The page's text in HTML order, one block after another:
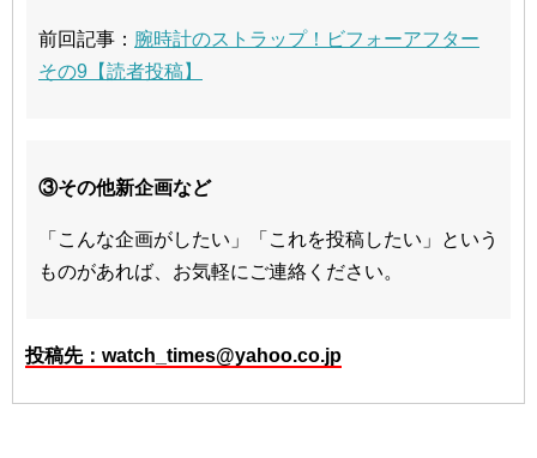
前回記事： 腕時計のストラップ！ビフォーアフター
その9【読者投稿】
③その他新企画など
「こんな企画がしたい」「これを投稿したい」という
ものがあれば、お気軽にご連絡ください。
投稿先：watch_times@yahoo.co.jp